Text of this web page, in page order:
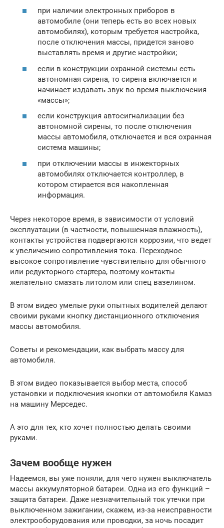
при наличии электронных приборов в
автомобиле (они теперь есть во всех новых
автомобилях), которым требуется настройка,
после отключения массы, придется заново
выставлять время и другие настройки;
если в конструкции охранной системы есть
автономная сирена, то сирена включается и
начинает издавать звук во время выключения
«массы»;
если конструкция автосигнализации без
автономной сирены, то после отключения
массы автомобиля, отключается и вся охранная
система машины;
при отключении массы в инжекторных
автомобилях отключается контроллер, в
котором стирается вся накопленная
информация.
Через некоторое время, в зависимости от условий
эксплуатации (в частности, повышенная влажность),
контакты устройства подвергаются коррозии, что ведет
к увеличению сопротивления тока. Переходное
высокое сопротивление чувствительно для обычного
или редукторного стартера, поэтому контакты
желательно смазать литолом или спец вазелином.
В этом видео умелые руки опытных водителей делают
своими руками кнопку дистанционного отключения
массы автомобиля.
Советы и рекомендации, как выбрать массу для
автомобиля.
В этом видео показывается выбор места, способ
установки и подключения кнопки от автомобиля Камаз
на машину Мерседес.
А это для тех, кто хочет полностью делать своими
руками.
Зачем вообще нужен
Надеемся, вы уже поняли, для чего нужен выключатель
массы аккумуляторной батареи. Одна из его функций –
защита батареи. Даже незначительный ток утечки при
выключенном зажигании, скажем, из-за неисправности
электрооборудования или проводки, за ночь посадит